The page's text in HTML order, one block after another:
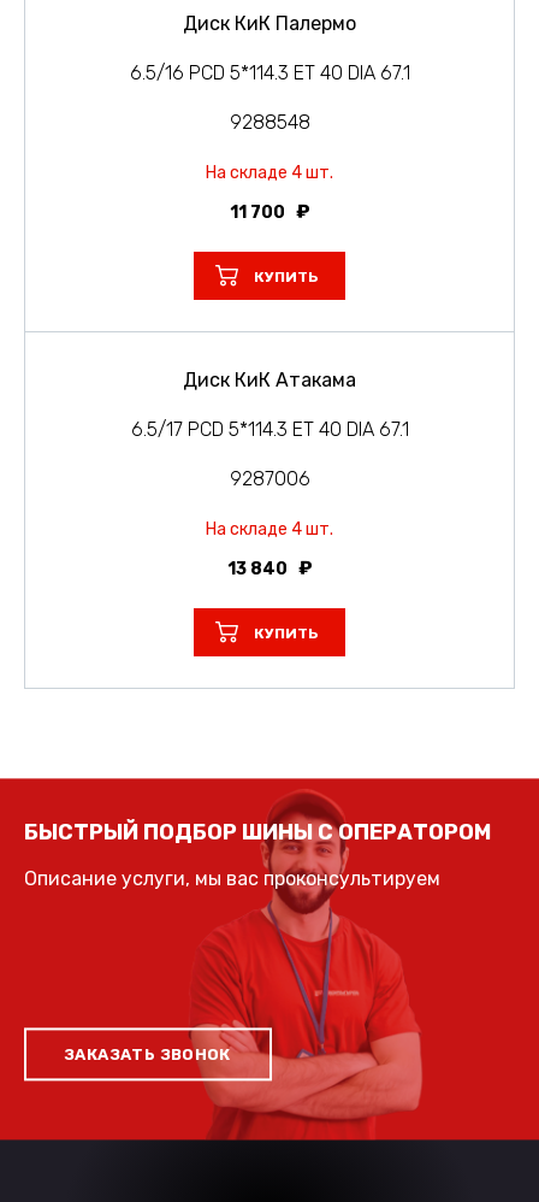
Диск КиК Палермо
6.5/16 PCD 5*114.3 ET 40 DIA 67.1
9288548
На складе 4 шт.
11 700
КУПИТЬ
Диск КиК Атакама
6.5/17 PCD 5*114.3 ET 40 DIA 67.1
9287006
На складе 4 шт.
13 840
КУПИТЬ
БЫСТРЫЙ ПОДБОР ШИНЫ С ОПЕРАТОРОМ
Описание услуги, мы вас проконсультируем
ЗАКАЗАТЬ ЗВОНОК